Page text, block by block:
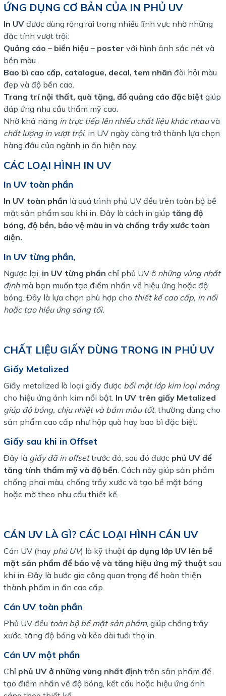
ỨNG DỤNG CƠ BẢN CỦA IN PHỦ UV
In UV được dùng rộng rãi trong nhiều lĩnh vực nhờ những
đặc tính vượt trội:
Quảng cáo – biển hiệu – poster với hình ảnh sắc nét và
bền màu.
Bao bì cao cấp, catalogue, decal, tem nhãn đòi hỏi màu
đẹp và độ bền cao.
Trang trí nội thất, quà tặng, đồ quảng cáo đặc biệt giúp
đáp ứng nhu cầu thẩm mỹ cao.
Nhờ khả năng in trực tiếp lên nhiều chất liệu khác nhauvà
chất lượng in vượt trội, in UV ngày càng trở thành lựa chọn
hàng đầu của ngành in ấn hiện nay.
CÁC LOẠI HÌNH IN UV
In UV toàn phần
In UV toàn phần là quá trình phủ UV đều trên toàn bộ bề
mặt sản phẩm sau khi in. Đây là cách in giúp tăng độ
bóng, độ bền, bảo vệ màu in và chống trầy xước toàn
diện.
In UV từng phần,
Ngược lại, in UV từng phần chỉ phủ UV ở những vùng nhất
địnhmà bạn muốn tạo điểm nhấn về hiệu ứng hoặc độ
bóng. Đây là lựa chọn phù hợp cho thiết kế cao cấp, in nổi
hoặc tạo hiệu ứng sáng tối.
CHẤT LIỆU GIẤY DÙNG TRONG IN PHỦ UV
Giấy Metalized
Giấy metalized là loại giấy được bồi một lớp kim loại mỏng
cho hiệu ứng ánh kim nổi bật. In UV trên giấy Metalized
giúp độ bóng, chịu nhiệt và bám màu tốt, thường dùng cho
sản phẩm cao cấp như hộp quà hay bao bì đặc biệt.
Giấy sau khi in Offset
Đây là giấy đã in offsettrước đó, sau đó được phủ UV để
tăng tính thẩm mỹ và độ bền . Cách này giúp sản phẩm
chống phai màu, chống trầy xước và tạo bề mặt bóng
hoặc mờ theo nhu cầu thiết kế.
CÁN UV LÀ GÌ? CÁC LOẠI HÌNH CÁN UV
Cán UV (hay phủ UV) là kỹ thuật áp dụng lớp UV lên bề
mặt sản phẩm để bảo vệ và tăng hiệu ứng mỹ thuật sau
khi in. Đây là bước gia công quan trọng để hoàn thiện
thành phẩm in ấn cao cấp.
Cán UV toàn phần
Phủ UV đều toàn bộ bề mặt sản phẩm, giúp chống trầy
xước, tăng độ bóng và kéo dài tuổi thọ in.
Cán UV một phần
Chỉ phủ UV ở những vùng nhất định trên sản phẩm để
tạo điểm nhấn về độ bóng, kết cấu hoặc hiệu ứng ánh